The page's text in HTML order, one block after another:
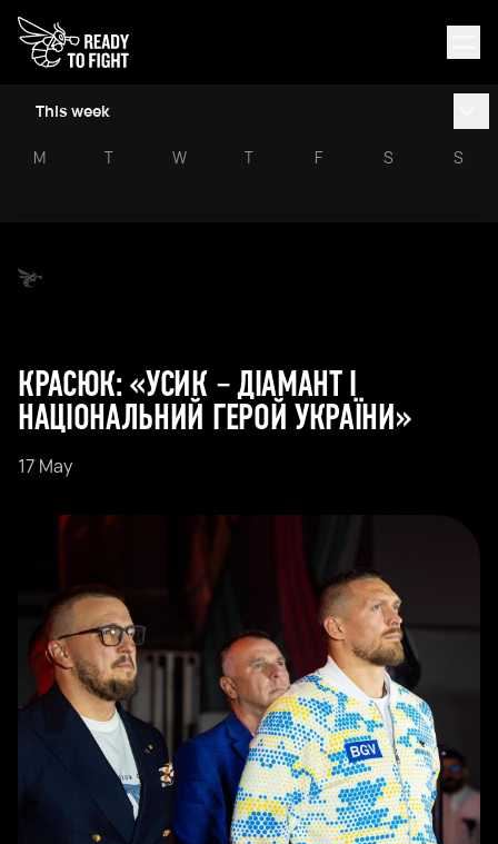
This week
M T W T F S S
​​КРАСЮК: «УСИК – ДІАМАНТ І
НАЦІОНАЛЬНИЙ ГЕРОЙ УКРАЇНИ»
17 May